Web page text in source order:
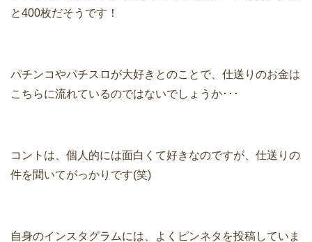
と400枚だそうです！
パチンコやパチスロが大好きとのことで、仕送りのお金は
こちらに流れているのではないでしょうか･･･
コントは、個人的には面白くて好きなのですが、仕送りの
件を聞いてがっかりです(笑)
自身のインスタグラムには、よくピンネタを投稿していま